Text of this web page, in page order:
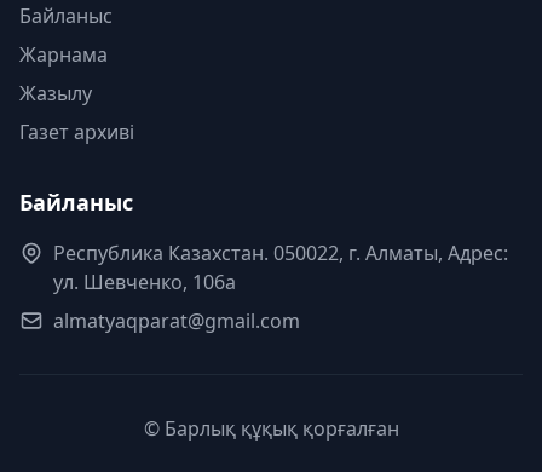
Байланыс
Жарнама
Жазылу
Газет архиві
Байланыс
Республика Казахстан. 050022, г. Алматы, Адрес:
ул. Шевченко, 106а
almatyaqparat@gmail.com
© Барлық құқық қорғалған